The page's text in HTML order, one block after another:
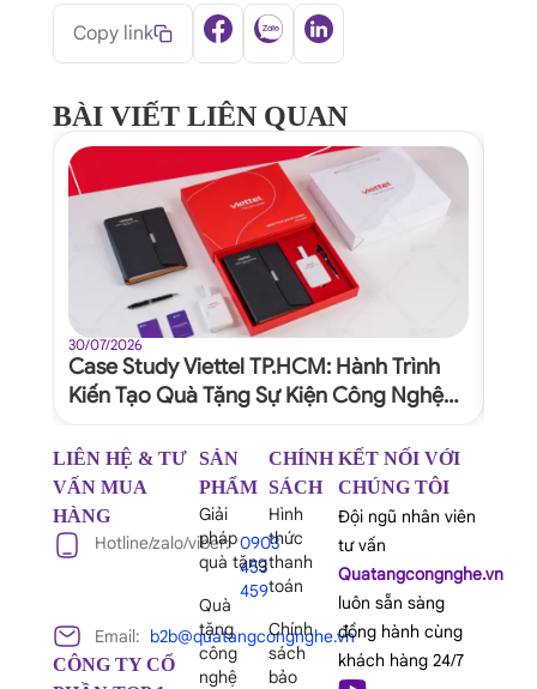
Copy link
BÀI VIẾT LIÊN QUAN
30/07/2026
Case Study Viettel TP.HCM: Hành Trình
Kiến Tạo Quà Tặng Sự Kiện Công Nghệ
LIÊN HỆ & TƯ
VẤN MUA
HÀNG
Hotline/zalo/viber: 0903
453
459
Email: b2b@quatangcongnghe.vn
CÔNG TY CỔ
SẢN
PHẨM
Giải
pháp
quà tặng
Quà
tặng
công
nghệ
CHÍNH
SÁCH
Hình
thức
thanh
toán
Chính
sách
bảo
KẾT NỐI VỚI
CHÚNG TÔI
Đội ngũ nhân viên
tư vấn
Quatangcongnghe.vn
luôn sẵn sàng
đồng hành cùng
khách hàng 24/7